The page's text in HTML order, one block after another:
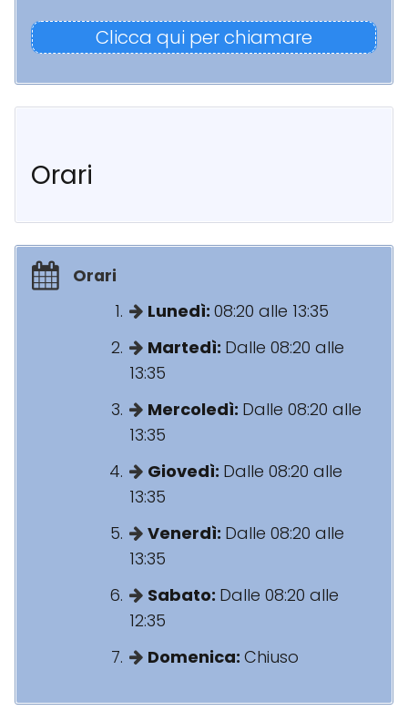
Clicca qui per chiamare
Orari
Orari
Lunedì: 08:20 alle 13:35
Martedì: Dalle 08:20 alle
13:35
Mercoledì: Dalle 08:20 alle
13:35
Giovedì: Dalle 08:20 alle
13:35
Venerdì: Dalle 08:20 alle
13:35
Sabato: Dalle 08:20 alle
12:35
Domenica: Chiuso